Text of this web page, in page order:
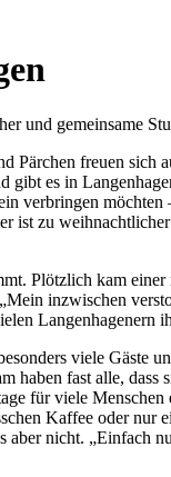
und gemeinsame
freuen
es in
verbringen
ist zu
Plötzlich kam
inzwischen
Langenhagenern
viele
fast alle,
für viele
Kaffee oder
nicht. „Einfach